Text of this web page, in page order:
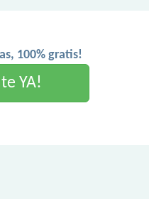
100% gratis!
YA!